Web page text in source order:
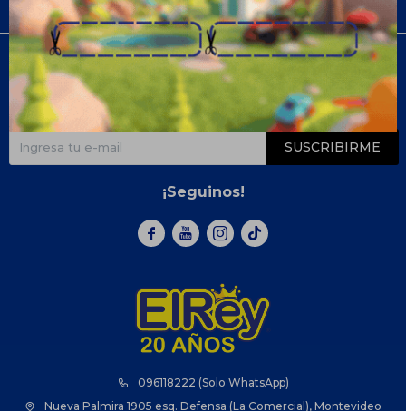
096118222 (Solo WhatsApp)
Nueva Palmira 1905 esq. Defensa (La Comercial), Montevideo
Compra
Newsletter
¡Suscribite y recibí todas nuestras novedades!
SUSCRIBIRME
¡Seguinos!
  